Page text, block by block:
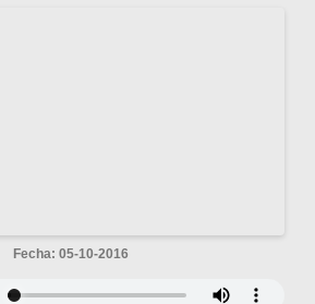
Fecha: 05-10-2016